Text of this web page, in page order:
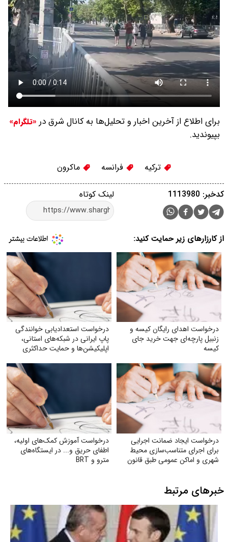
برای اطلاع از آخرین اخبار و تحلیل‌ها به کانال شرق در «تلگرام»
بپیوندید.
ترکیه فرانسه ماکرون
لینک کوتاه کدخبر: 1113980
از کارزارهای زیر حمایت کنید:
درخواست اهدای رایگان کیسه و
زنبیل پارچه‌ای جهت خرید جای
کیسه‌
درخواست استعدادیابی خوانندگی
پاپ ایرانی در شبکه‌های استانی،
اپلیکیشن‌ها و حمایت حداکثری
درخواست ایجاد ضمانت اجرایی
برای اجرای متناسب‌سازی محیط
شهری و اماکن عمومی طبق قانون
درخواست آموزش کمک‌های اولیه،
اطفای حریق و... در ایستگاه‌های
مترو و BRT
خبرهای مرتبط